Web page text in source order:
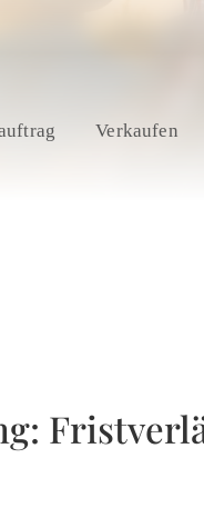
Verkaufen